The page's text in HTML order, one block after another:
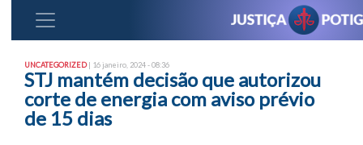
UNCATEGORIZED| 16 janeiro, 2024 - 08:36
STJ mantém decisão que autorizou
corte de energia com aviso prévio
de 15 dias